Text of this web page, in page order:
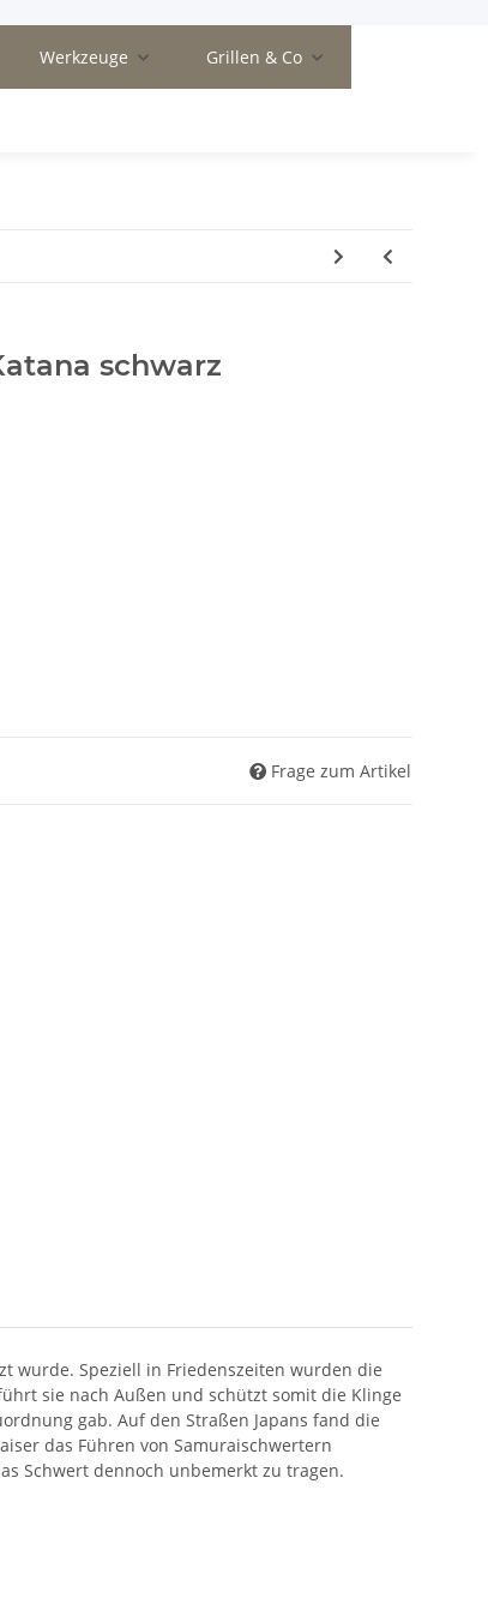
Werkzeuge Grillen & Co
schwarz
Frage zum Artikel
wurde. Speziell in Friedenszeiten wurden die
sie nach Außen und schützt somit die Klinge
gab. Auf den Straßen Japans fand die
das Führen von Samuraischwertern
Schwert dennoch unbemerkt zu tragen.